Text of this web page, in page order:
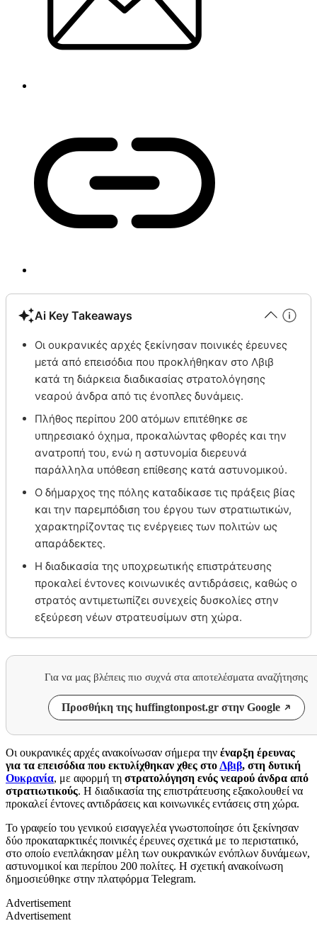
Ai Key Takeaways
Οι ουκρανικές αρχές ξεκίνησαν ποινικές έρευνες
μετά από επεισόδια που προκλήθηκαν στο Λβιβ
κατά τη διάρκεια διαδικασίας στρατολόγησης
νεαρού άνδρα από τις ένοπλες δυνάμεις.
Πλήθος περίπου 200 ατόμων επιτέθηκε σε
υπηρεσιακό όχημα, προκαλώντας φθορές και την
ανατροπή του, ενώ η αστυνομία διερευνά
παράλληλα υπόθεση επίθεσης κατά αστυνομικού.
Ο δήμαρχος της πόλης καταδίκασε τις πράξεις βίας
και την παρεμπόδιση του έργου των στρατιωτικών,
χαρακτηρίζοντας τις ενέργειες των πολιτών ως
απαράδεκτες.
Η διαδικασία της υποχρεωτικής επιστράτευσης
προκαλεί έντονες κοινωνικές αντιδράσεις, καθώς ο
στρατός αντιμετωπίζει συνεχείς δυσκολίες στην
εξεύρεση νέων στρατευσίμων στη χώρα.
Για να μας βλέπεις πιο συχνά στα αποτελέσματα αναζήτησης
Προσθήκη της huffingtonpost.gr στην Google
Οι ουκρανικές αρχές ανακοίνωσαν σήμερα την έναρξη έρευνας
για τα επεισόδια που εκτυλίχθηκαν χθες στο Λβιβ, στη δυτική
Ουκρανία, με αφορμή τη στρατολόγηση ενός νεαρού άνδρα από
στρατιωτικούς. Η διαδικασία της επιστράτευσης εξακολουθεί να
προκαλεί έντονες αντιδράσεις και κοινωνικές εντάσεις στη χώρα.
Το γραφείο του γενικού εισαγγελέα γνωστοποίησε ότι ξεκίνησαν
δύο προκαταρκτικές ποινικές έρευνες σχετικά με το περιστατικό,
στο οποίο ενεπλάκησαν μέλη των ουκρανικών ενόπλων δυνάμεων,
αστυνομικοί και περίπου 200 πολίτες. Η σχετική ανακοίνωση
δημοσιεύθηκε στην πλατφόρμα Telegram.
Advertisement
Advertisement